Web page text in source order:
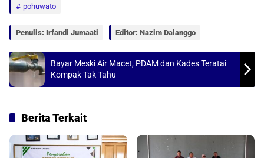
A
p
o
o
pohuwato
Penulis: Irfandi Jumaati Editor: Nazim Dalanggo
Bayar Meski Air Macet, PDAM dan Kades Teratai
Kompak Tak Tahu
Berita Terkait